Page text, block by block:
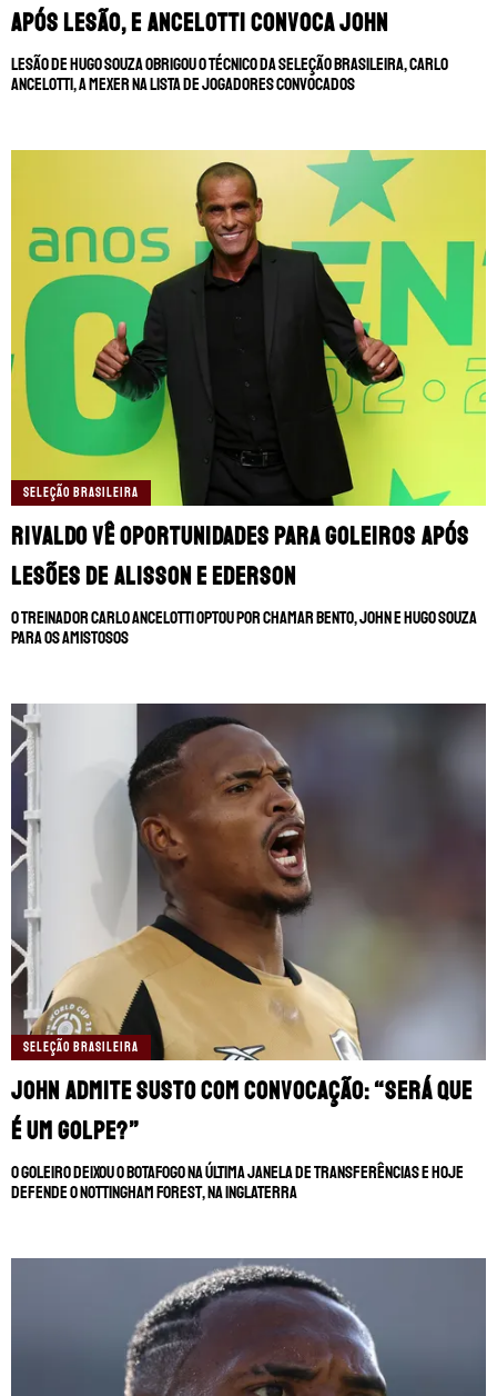
após lesão, e Ancelotti convoca John
Lesão de Hugo Souza obrigou o técnico da Seleção Brasileira, Carlo
Ancelotti, a mexer na lista de jogadores convocados
SELEÇÃO BRASILEIRA
Rivaldo vê oportunidades para goleiros após
lesões de Alisson e Ederson
O treinador Carlo Ancelotti optou por chamar Bento, John e Hugo Souza
para os amistosos
SELEÇÃO BRASILEIRA
John admite susto com convocação: “Será que
é um golpe?”
O goleiro deixou o Botafogo na última janela de transferências e hoje
defende o Nottingham Forest, na Inglaterra